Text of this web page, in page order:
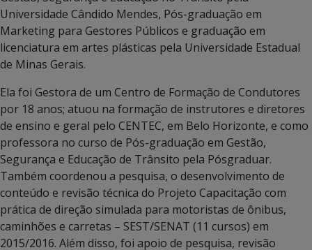
Universidade Cândido Mendes, Pós-graduação em
Marketing para Gestores Públicos e graduação em
licenciatura em artes plásticas pela Universidade Estadual
de Minas Gerais.
Ela foi Gestora de um Centro de Formação de Condutores
por 18 anos; atuou na formação de instrutores e diretores
de ensino e geral pelo CENTEC, em Belo Horizonte, e como
professora no curso de Pós-graduação em Gestão,
Segurança e Educação de Trânsito pela Pósgraduar.
Também coordenou a pesquisa, o desenvolvimento de
conteúdo e revisão técnica do Projeto Capacitação com
prática de direção simulada para motoristas de ônibus,
caminhões e carretas – SEST/SENAT (11 cursos) em
2015/2016. Além disso, foi apoio de pesquisa, revisão